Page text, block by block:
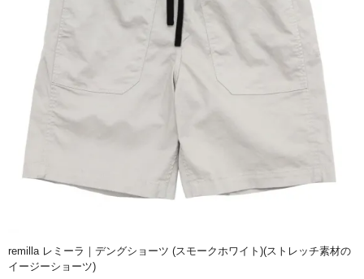
remilla レミーラ｜デングショーツ (スモークホワイト)(ストレッチ素材の
イージーショーツ)